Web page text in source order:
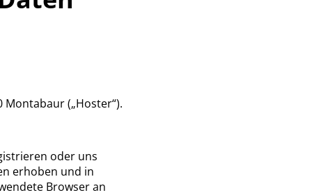
Montabaur („Hoster“).
oder uns
erhoben und in
Browser an